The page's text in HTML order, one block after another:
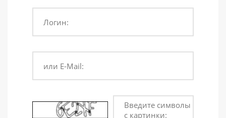
Логин:
или E-Mail:
Введите символы
с картинки: